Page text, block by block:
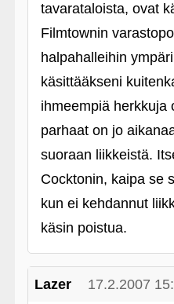
tavarataloista, ovat
Filmtownin
halpahalleihin
käsittääkseni
ihmeempiä herkkuja
parhaat on jo
suoraan liikkeistä.
Cocktonin, kaipa se
kun ei kehdannut
käsin poistua.
Lazer 17.2.2007